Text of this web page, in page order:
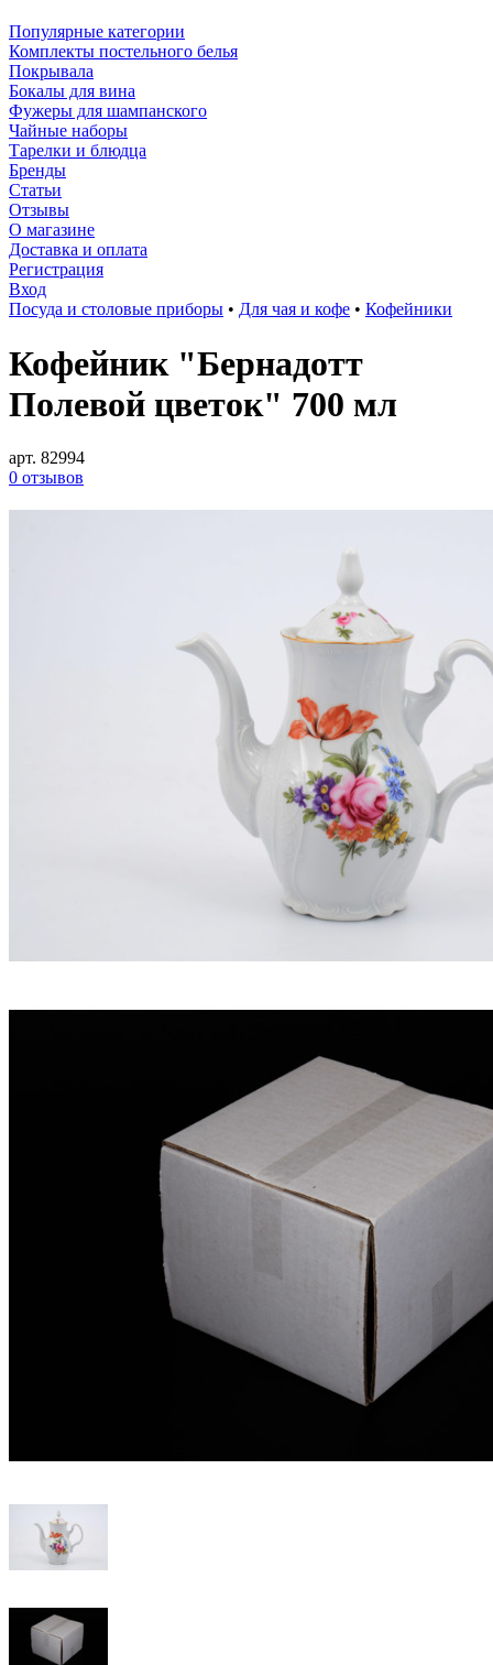
Популярные категории
Комплекты постельного белья
Покрывала
Бокалы для вина
Фужеры для шампанского
Чайные наборы
Тарелки и блюдца
Бренды
Статьи
Отзывы
О магазине
Доставка и оплата
Регистрация
Вход
Посуда и столовые приборы • Для чая и кофе • Кофейники
Кофейник "Бернадотт
Полевой цветок" 700 мл
арт. 82994
0 отзывов